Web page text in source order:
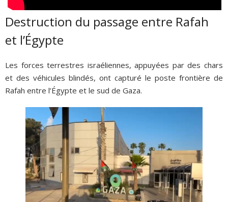
Destruction du passage entre Rafah
et l’Égypte
Les forces terrestres israéliennes, appuyées par des chars
et des véhicules blindés, ont capturé le poste frontière de
Rafah entre l’Égypte et le sud de Gaza.